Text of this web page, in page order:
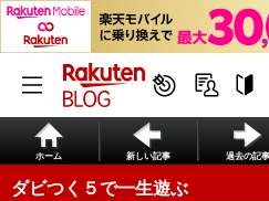
ホーム 新しい記事 過去の記事
ダビつく５で一生遊ぶ